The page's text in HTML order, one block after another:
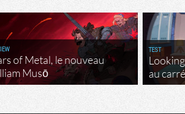
of Metal, le nouveau
Musō
TEST
au carré